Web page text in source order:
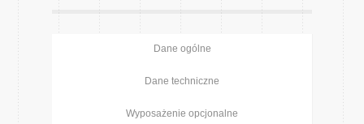
Dane ogólne
Dane techniczne
Wyposażenie opcjonalne